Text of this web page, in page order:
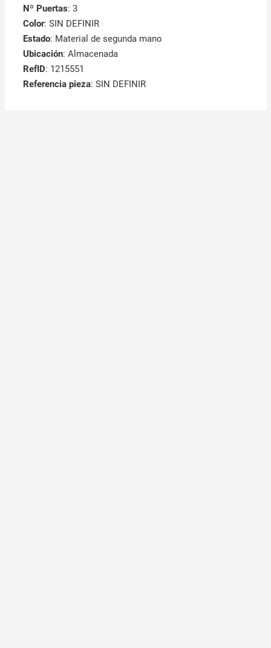
Nº Puertas: 3
Color: SIN DEFINIR
Estado: Material de segunda mano
Ubicación: Almacenada
RefID: 1215551
Referencia pieza: SIN DEFINIR